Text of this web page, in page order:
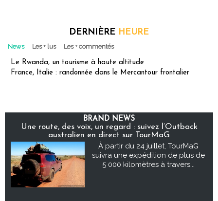
DERNIÈRE HEURE
News Les + lus Les + commentés
Le Rwanda, un tourisme à haute altitude
France, Italie : randonnée dans le Mercantour frontalier
BRAND NEWS
Une route, des voix, un regard : suivez l’Outback
australien en direct sur TourMaG
À partir du 24 juillet, TourMaG
suivra une expédition de plus de
5 000 kilomètres à travers...